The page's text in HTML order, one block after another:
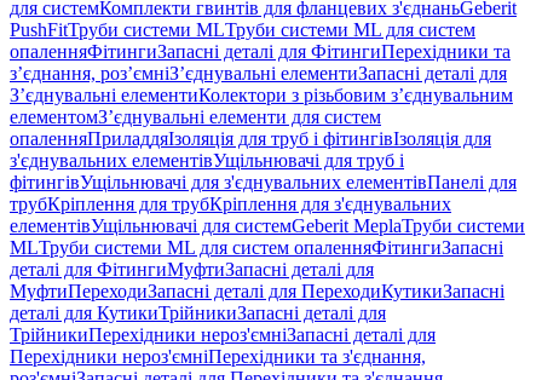
для системКомплекти гвинтів для фланцевих з'єднаньGeberit
PushFitТруби системи MLТруби системи ML для систем
опаленняФітингиЗапасні деталі для ФітингиПерехідники та
з’єднання, роз’ємніЗ’єднувальні елементиЗапасні деталі для
З’єднувальні елементиКолектори з різьбовим з’єднувальним
елементомЗ’єднувальні елементи для систем
опаленняПриладдяІзоляція для труб і фітингівІзоляція для
з'єднувальних елементівУщільнювачі для труб і
фітингівУщільнювачі для з'єднувальних елементівПанелі для
трубКріплення для трубКріплення для з'єднувальних
елементівУщільнювачі для системGeberit MeplaТруби системи
MLТруби системи ML для систем опаленняФітингиЗапасні
деталі для ФітингиМуфтиЗапасні деталі для
МуфтиПереходиЗапасні деталі для ПереходиКутикиЗапасні
деталі для КутикиТрійникиЗапасні деталі для
ТрійникиПерехідники нероз'ємніЗапасні деталі для
Перехідники нероз'ємніПерехідники та з'єднання,